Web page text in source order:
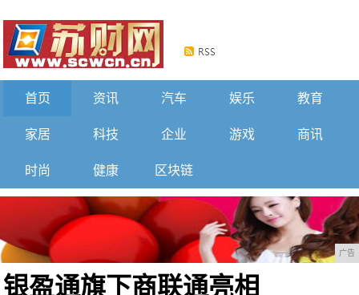
首页 资讯 汽车 娱乐 教育
家居 科技 企业 游戏 商讯
时尚 健康 区块链
广告
银盈通旗下商联通亮相